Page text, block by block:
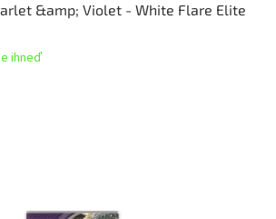
&amp; Violet - White Flare Elite
ihneď